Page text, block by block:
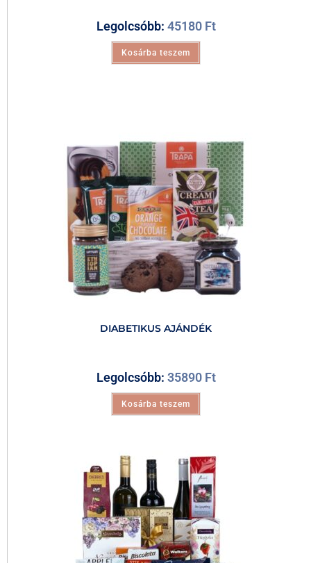
Legolcsóbb: 45180 Ft
Kosárba teszem
DIABETIKUS AJÁNDÉK
Legolcsóbb: 35890 Ft
Kosárba teszem